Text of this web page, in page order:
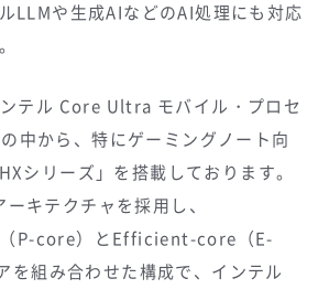
LLMや生成AIなどのAI処理にも対応
テル Core Ultra モバイル・プロセ
中から、特にゲーミングノート向
シリーズ」を搭載しております。
キテクチャを採用し、
P-core）とEfficient-core（E-
を組み合わせた構成で、インテル